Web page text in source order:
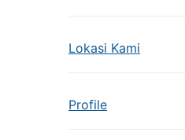
Lokasi Kami
Profile